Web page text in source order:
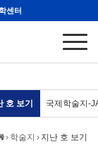
센터
호 보기 국제학술지-
› 학술지 › 지난 호 보기